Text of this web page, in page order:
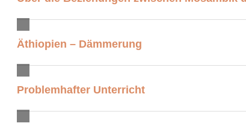
Äthiopien – Dämmerung
Problemhafter Unterricht